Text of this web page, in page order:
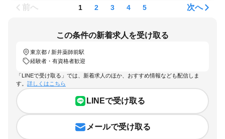
前へ 1 2 3 4 5 次へ
この条件の新着求人を受け取る
東京都 / 新井薬師前駅
経験者・有資格者歓迎
「LINEで受け取る」では、新着求人のほか、おすすめ情報なども配信しま
す。 詳しくはこちら
LINEで受け取る
メールで受け取る